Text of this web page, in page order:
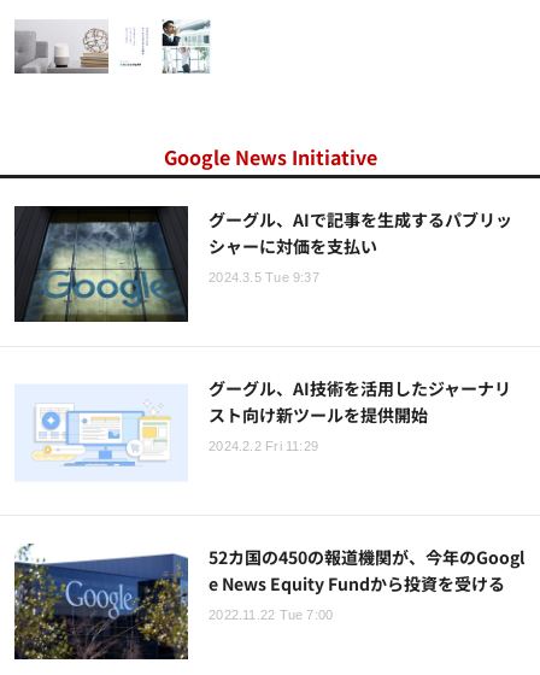
Google News Initiative
グーグル、AIで記事を生成するパブリッ
シャーに対価を支払い
2024.3.5 Tue 9:37
グーグル、AI技術を活用したジャーナリ
スト向け新ツールを提供開始
2024.2.2 Fri 11:29
52カ国の450の報道機関が、今年のGoogl
e News Equity Fundから投資を受ける
2022.11.22 Tue 7:00